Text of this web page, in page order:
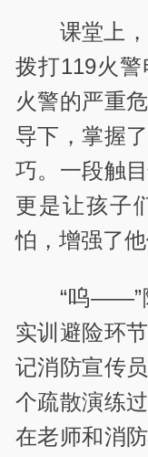
课堂上
拨打119火
火警的严重
导下，掌握
巧。一段触
更是让孩子
怕，增强了
“呜——”
实训避险环
记消防宣传
个疏散演练
在老师和消